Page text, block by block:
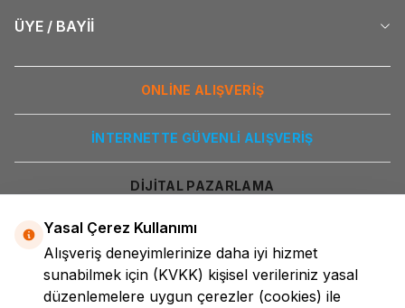
ÜYE / BAYİİ
ONLİNE ALIŞVERİŞ
İNTERNETTE GÜVENLİ ALIŞVERİŞ
DİJİTAL PAZARLAMA
Yasal Çerez Kullanımı
Alışveriş deneyimlerinize daha iyi hizmet
sunabilmek için (KVKK) kişisel verileriniz yasal
düzenlemelere uygun çerezler (cookies) ile